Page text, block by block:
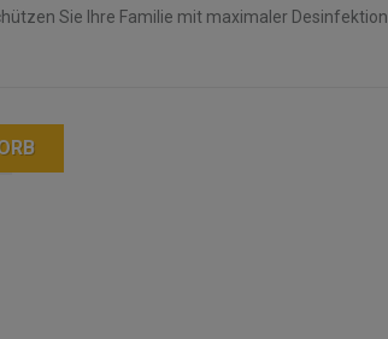
Sie Ihre Familie mit maximaler Desinfektion.